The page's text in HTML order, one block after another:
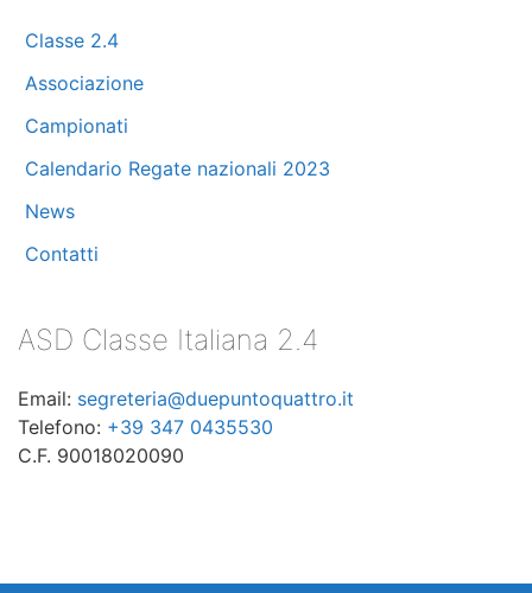
Marzo 2024
Febbraio 2024(8)
Ottobre 2023(5)
Settembre 2023(3)
Luglio 2023(3)
Aprile 2023(2)
Classe 2.4
Associazione
Campionati
Calendario Regate nazionali 2023
News
Contatti
ASD Classe Italiana 2.4
Email: segreteria@duepuntoquattro.it
Telefono: +39 347 0435530
C.F. 90018020090